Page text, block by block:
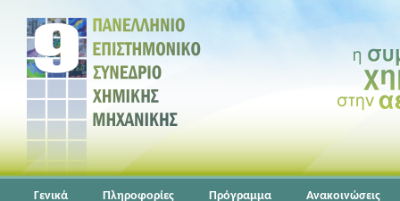
Γενικά Πληροφορίες Πρόγραμμα Ανακοινώσεις